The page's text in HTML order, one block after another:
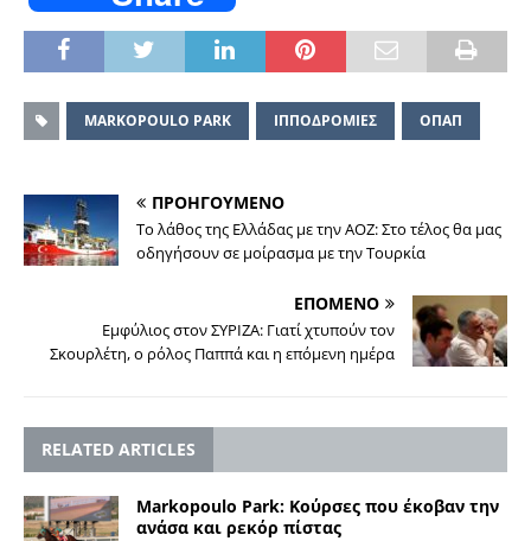
MARKOPOULO PARK ΙΠΠΟΔΡΟΜΙΕΣ ΟΠΑΠ
ΠΡΟΗΓΟΥΜΕΝΟ
Το λάθος της Ελλάδας με την ΑΟΖ: Στο τέλος θα μας
οδηγήσουν σε μοίρασμα με την Τουρκία
ΕΠΟΜΕΝΟ
Εμφύλιος στον ΣΥΡΙΖΑ: Γιατί χτυπούν τον
Σκουρλέτη, ο ρόλος Παππά και η επόμενη ημέρα
RELATED ARTICLES
Markopoulo Park: Koύρσες που έκοβαν την
ανάσα και ρεκόρ πίστας